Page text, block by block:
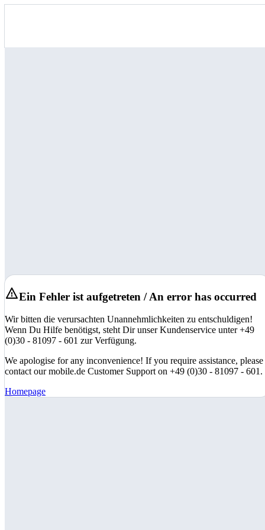
Ein Fehler ist aufgetreten / An error has occurred
Wir bitten die verursachten Unannehmlichkeiten zu entschuldigen!
Wenn Du Hilfe benötigst, steht Dir unser Kundenservice unter +49
(0)30 - 81097 - 601 zur Verfügung.
We apologise for any inconvenience! If you require assistance, please
contact our mobile.de Customer Support on +49 (0)30 - 81097 - 601.
Homepage